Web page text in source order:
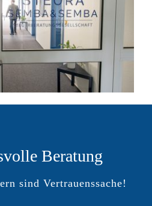
Beratung
sind Vertrauenssache!